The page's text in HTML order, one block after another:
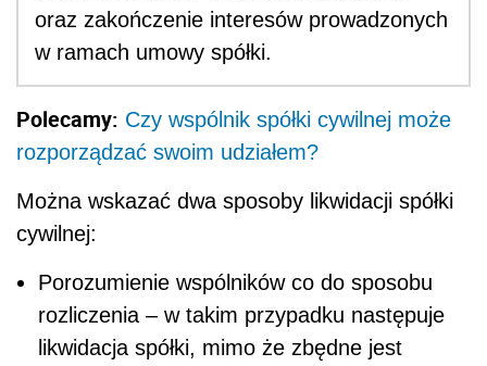
oraz zakończenie interesów prowadzonych
w ramach umowy spółki.
Polecamy: Czy wspólnik spółki cywilnej może
rozporządzać swoim udziałem?
Można wskazać dwa sposoby likwidacji spółki
cywilnej:
Porozumienie wspólników co do sposobu
rozliczenia – w takim przypadku następuje
likwidacja spółki, mimo że zbędne jest